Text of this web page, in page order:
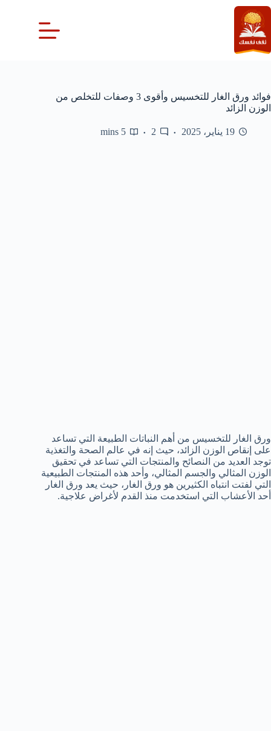
التجاوز
إلى
المحتوى
فوائد ورق الغار للتخسيس وأقوى 3 وصفات للتخلص من
الوزن الزائد
19 يناير، 2025 2
5 mins
ورق الغار للتخسيس من أهم النباتات الطبيعة التي تساعد
على إنقاص الوزن الزائد، حيث إنه في عالم الصحة والتغذية
توجد العديد من النصائح والمنتجات التي تساعد في تحقيق
الوزن المثالي والجسم المثالي، وأحد هذه المنتجات الطبيعية
التي لفتت انتباه الكثيرين هو ورق الغار، حيث يعد ورق الغار
أحد الأعشاب التي استخدمت منذ القدم لأغراض علاجية.